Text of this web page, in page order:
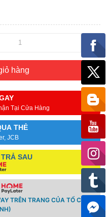
hàng
Tại Cửa Hàng
THẺ
JCB
SAU
TRÊN TRANG CỦA TỔ CHỨC